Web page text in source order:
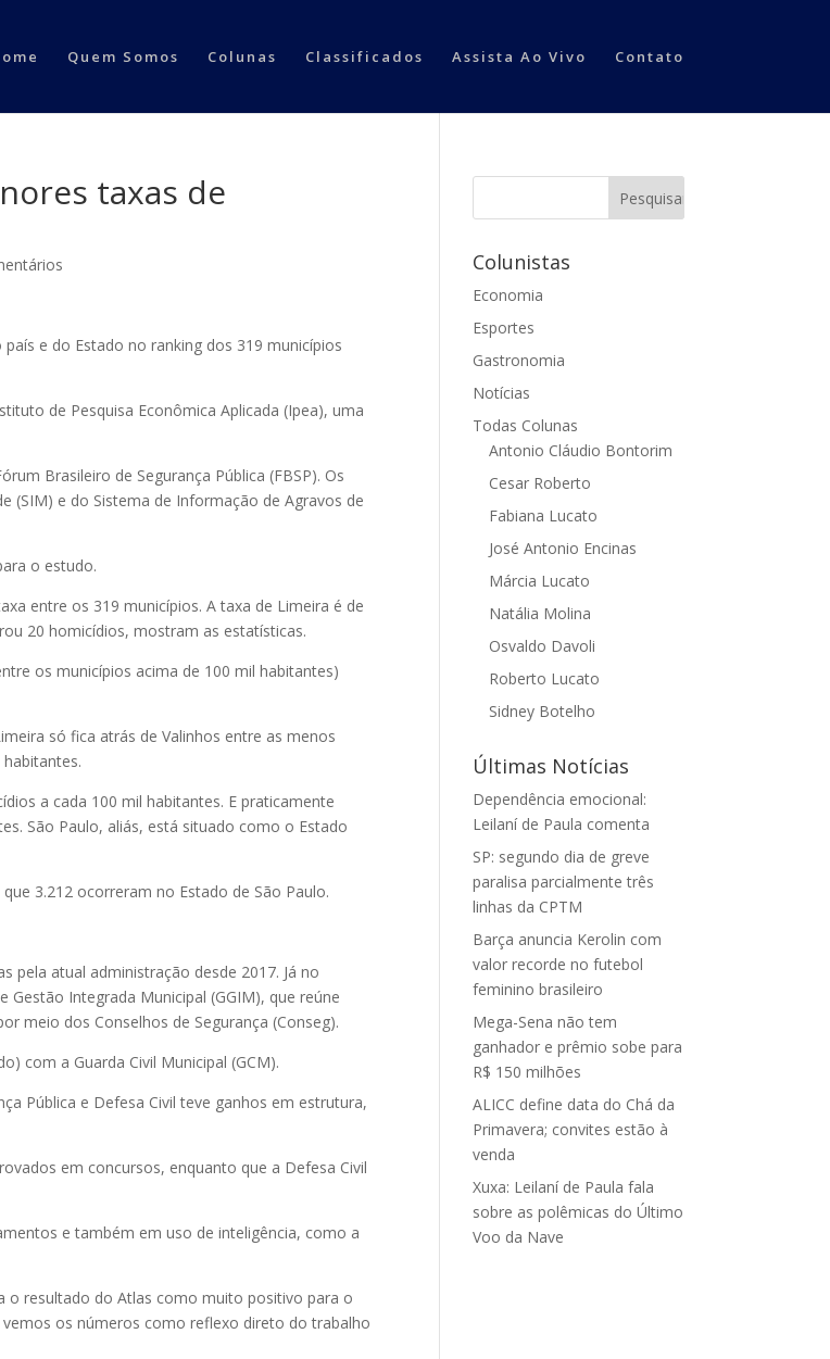
Quem Somos Colunas Classificados Assista Ao Vivo Contato
taxas de
e do Estado no ranking dos 319 municípios
de Pesquisa Econômica Aplicada (Ipea), uma
Brasileiro de Segurança Pública (FBSP). Os
(SIM) e do Sistema de Informação de Agravos de
o estudo.
entre os 319 municípios. A taxa de Limeira é de
20 homicídios, mostram as estatísticas.
os municípios acima de 100 mil habitantes)
só fica atrás de Valinhos entre as menos
a cada 100 mil habitantes. E praticamente
São Paulo, aliás, está situado como o Estado
3.212 ocorreram no Estado de São Paulo.
pela atual administração desde 2017. Já no
Integrada Municipal (GGIM), que reúne
meio dos Conselhos de Segurança (Conseg).
com a Guarda Civil Municipal (GCM).
Pública e Defesa Civil teve ganhos em estrutura,
em concursos, enquanto que a Defesa Civil
e também em uso de inteligência, como a
o resultado do Atlas como muito positivo para o
os números como reflexo direto do trabalho
Colunistas
Economia
Esportes
Gastronomia
Notícias
Todas Colunas
Antonio Cláudio Bontorim
Cesar Roberto
Fabiana Lucato
José Antonio Encinas
Márcia Lucato
Natália Molina
Osvaldo Davoli
Roberto Lucato
Sidney Botelho
Últimas Notícias
Dependência emocional:
Leilaní de Paula comenta
SP: segundo dia de greve
paralisa parcialmente três
linhas da CPTM
Barça anuncia Kerolin com
valor recorde no futebol
feminino brasileiro
Mega-Sena não tem
ganhador e prêmio sobe para
R$ 150 milhões
ALICC define data do Chá da
Primavera; convites estão à
venda
Xuxa: Leilaní de Paula fala
sobre as polêmicas do Último
Voo da Nave